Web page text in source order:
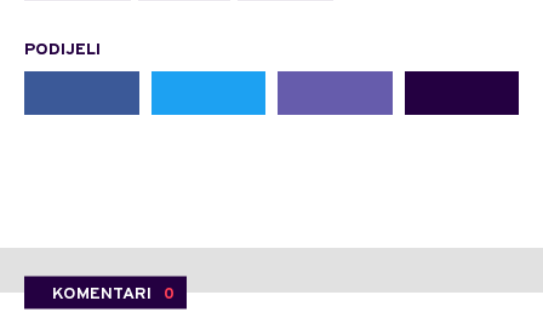
PODIJELI
KOMENTARI 0